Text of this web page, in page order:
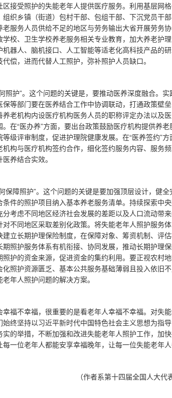
区接受照护的失能老年人提供医疗服务。利用基层网
组织乡镇（街道）包村干部、包组干部、下沉党员干
老服务人员供给不足的地区与劳务输出大省开展劳务
学校、卫生学校养老服务相关专业教育，加大养老护
机器人、脑机接口、人工智能等适老化高科技产品的
偿，进而代替人工照护，弥补照护人员缺口。
照护”。这个问题的关键是，要推动医养深度融合。
保等部门要在医养结合工作中协调联动，打通政策壁
养老机构内设医疗机构医务人员的职称评定办法以及
。在“医办养”方面，要出台政策鼓励医疗机构提供养
等级评审制度，促进护理院健康发展。在“医养签约”
机构与医疗机构签约合作，细化签约服务内容、服务
养结合实效。
保障照护”。这个问题的关键是要加强顶层设计，健
条件的照护项目纳入基本养老服务清单。持续探索中
分考虑不同地区经济社会发展的差距以及人口流动带
对不同地区采取差别化政策。将失能老年人照护服务
建立长期护理保险制度，在保障对象、筹资机制、评
期照护服务体系有机衔接、协同发展，推动长期护理
照护的资金来源，促进资金的集约利用。要正视农村
化照护资源匮乏、基本公共服务基础薄弱且投入依旧
年人照护问题的解决方案。
幸福不幸福，很重要的是看老年人幸福不幸福。对失
始终坚持以习近平新时代中国特色社会主义思想为指
实的举措，不断加强和改进失能老年人照护工作，加
每一位老年人都能安享幸福晚年，让每一位失能老年人
（作者系第十四届全国人大